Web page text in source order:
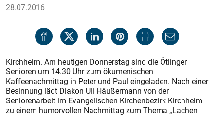
28.07.2016
Kirchheim. Am heutigen Donnerstag sind die Ötlinger
Senioren um 14.30 Uhr zum ökumenischen
Kaffeenachmittag in Peter und Paul eingeladen. Nach einer
Besinnung lädt Diakon Uli Häußermann von der
Seniorenarbeit im Evangelischen Kirchenbezirk Kirchheim
zu einem humorvollen Nachmittag zum Thema „Lachen